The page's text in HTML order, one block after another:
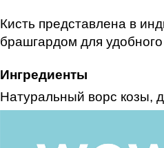
Кисть представлена в
брашгардом для
Ингредиенты
Натуральный ворс козы,